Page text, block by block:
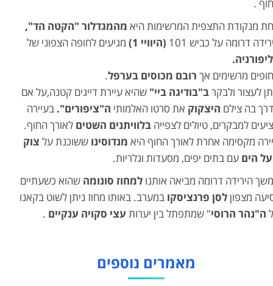
.
מנקודת התצפית המרשימות היא מהמגדלור "הקטה הד",
דרומה על כביש 101
(היוויי 1)
מגיעים לחופה הצפוני של
מרשימים אך רובם מכוסים בערפל.
לעצור ולבקרב"בודיגה ביי" שהיא עיירת דייגים קטנה,על אם
בה צילם היצקוק את סרטו האלמותי ה"ציפורים". בעיירה
למבקרים, טיולים לצפייה בלוויתנים השטים לאורך החוף.
מקסימה אחרת לאורך החוף היא מנדוסינו ששוכנת על צוק
הים עם בתים יפים, מסעדות וגלריות.
הירידה דרומה מביאה אותנו למחוז סונומה שהוא כשעתיים
מצפוןלסן פרנציסקו במערב. באותו מחוז ניתן לשוט בקאנו
ה"נהר הרוסי" שמתפתל בין יערות עצי סקויה ענקיים .
מאמרים נוספים